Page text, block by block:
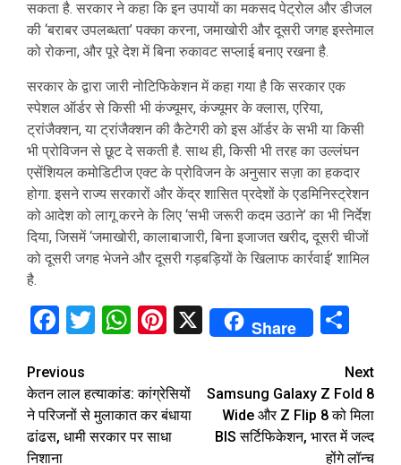
सकता है. सरकार ने कहा कि इन उपायों का मकसद पेट्रोल और डीजल
की ‘बराबर उपलब्धता’ पक्का करना, जमाखोरी और दूसरी जगह इस्तेमाल
को रोकना, और पूरे देश में बिना रुकावट सप्लाई बनाए रखना है.
सरकार के द्वारा जारी नोटिफिकेशन में कहा गया है कि सरकार एक
स्पेशल ऑर्डर से किसी भी कंज्यूमर, कंज्यूमर के क्लास, एरिया,
ट्रांजैक्शन, या ट्रांजैक्शन की कैटेगरी को इस ऑर्डर के सभी या किसी
भी प्रोविजन से छूट दे सकती है. साथ ही, किसी भी तरह का उल्लंघन
एसेंशियल कमोडिटीज एक्ट के प्रोविजन के अनुसार सज़ा का हकदार
होगा. इसने राज्य सरकारों और केंद्र शासित प्रदेशों के एडमिनिस्ट्रेशन
को आदेश को लागू करने के लिए ‘सभी जरूरी कदम उठाने’ का भी निर्देश
दिया, जिसमें ‘जमाखोरी, कालाबाजारी, बिना इजाजत खरीद, दूसरी चीजों
को दूसरी जगह भेजने और दूसरी गड़बड़ियों के खिलाफ कार्रवाई’ शामिल
है.
Facebook
Twitter
WhatsApp
Pinterest
X Share
Continue
Reading
Previous
केतन लाल हत्याकांड: कांग्रेसियों
ने परिजनों से मुलाकात कर बंधाया
ढांढस, धामी सरकार पर साधा
निशाना
Next
Samsung Galaxy Z Fold 8
Wide और Z Flip 8 को मिला
BIS सर्टिफिकेशन, भारत में जल्द
होंगे लॉन्च